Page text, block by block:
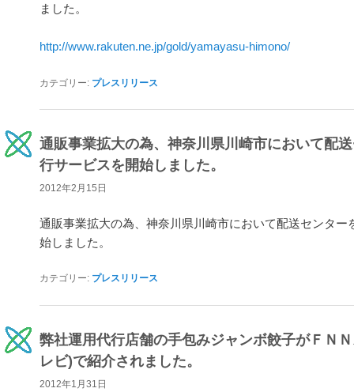
ました。
http://www.rakuten.ne.jp/gold/yamayasu-himono/
カテゴリー: プレスリリース
通販事業拡大の為、神奈川県川崎市において配
行サービスを開始しました。
2012年2月15日
通販事業拡大の為、神奈川県川崎市において配送センタ
始しました。
カテゴリー: プレスリリース
弊社運用代行店舗の手包みジャンボ餃子がＦＮ
レビ)で紹介されました。
2012年1月31日